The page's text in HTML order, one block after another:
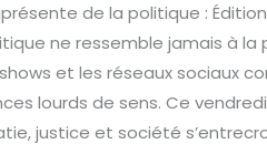
de la politique :
ne ressemble jamais à
et les réseaux sociaux
lourds de sens. Ce
justice et société